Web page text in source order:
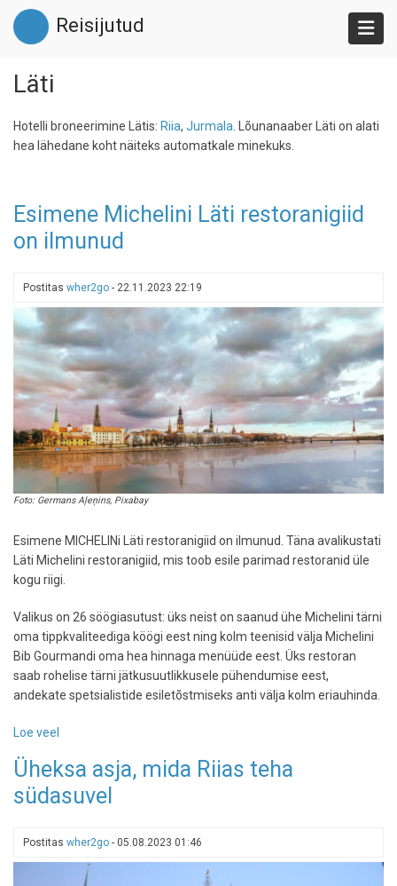
Liigu
edasi
põhisisu
Reisijutud
Läti
Hotelli broneerimine Lätis: Riia, Jurmala . Lõunanaaber Läti on alati
hea lähedane koht näiteks automatkale minekuks.
Esimene Michelini Läti restoranigiid
on ilmunud
Postitas wher2go - 22.11.2023 22:19
Foto: Germans Aļeņins, Pixabay
Esimene MICHELINi Läti restoranigiid on ilmunud. Täna avalikustati
Läti Michelini restoranigiid, mis toob esile parimad restoranid üle
kogu riigi.
Valikus on 26 söögiasutust: üks neist on saanud ühe Michelini tärni
oma tippkvaliteediga köögi eest ning kolm teenisid välja Michelini
Bib Gourmandi oma hea hinnaga menüüde eest. Üks restoran
saab rohelise tärni jätkusuutlikkusele pühendumise eest,
andekate spetsialistide esiletõstmiseks anti välja kolm eriauhinda.
Loe veel
Michelini
Läti
ilmunud
Üheksa asja, mida Riias teha
südasuvel
Postitas wher2go - 05.08.2023 01:46